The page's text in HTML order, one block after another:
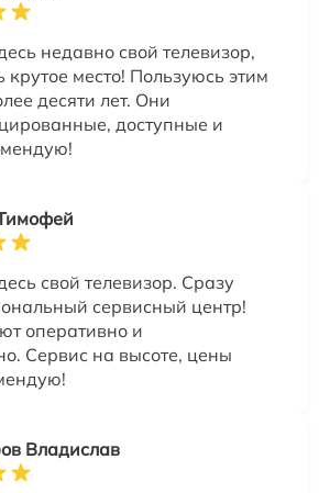
недавно свой телевизор,
крутое место! Пользуюсь этим
десяти лет. Они
доступные и
свой телевизор. Сразу
сервисный центр!
оперативно и
Сервис на высоте, цены
Владислав